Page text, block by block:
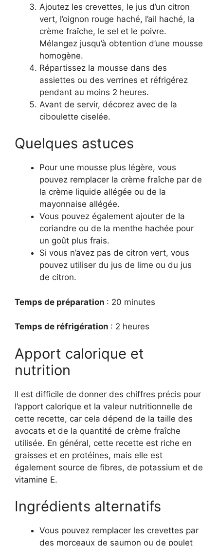
Ajoutez les crevettes, le jus d’un citron
vert, l’oignon rouge haché, l’ail haché, la
crème fraîche, le sel et le poivre.
Mélangez jusqu’à obtention d’une mousse
homogène.
Répartissez la mousse dans des
assiettes ou des verrines et réfrigérez
pendant au moins 2 heures.
Avant de servir, décorez avec de la
ciboulette ciselée.
Quelques astuces
Pour une mousse plus légère, vous
pouvez remplacer la crème fraîche par de
la crème liquide allégée ou de la
mayonnaise allégée.
Vous pouvez également ajouter de la
coriandre ou de la menthe hachée pour
un goût plus frais.
Si vous n’avez pas de citron vert, vous
pouvez utiliser du jus de lime ou du jus
de citron.
Temps de préparation : 20 minutes
Temps de réfrigération : 2 heures
Apport calorique et
nutrition
Il est difficile de donner des chiffres précis pour
l’apport calorique et la valeur nutritionnelle de
cette recette, car cela dépend de la taille des
avocats et de la quantité de crème fraîche
utilisée. En général, cette recette est riche en
graisses et en protéines, mais elle est
également source de fibres, de potassium et de
vitamine E.
Ingrédients alternatifs
Vous pouvez remplacer les crevettes par
des morceaux de saumon ou de poulet